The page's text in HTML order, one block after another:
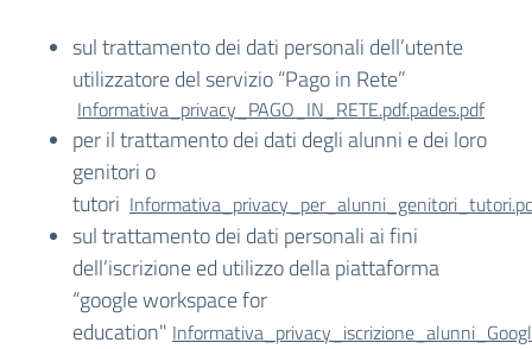
sul trattamento dei dati personali dell’utente
utilizzatore del servizio “Pago in Rete”
Informativa_privacy_PAGO_IN_RETE.pdf.pades.pdf
per il trattamento dei dati degli alunni e dei loro
genitori o
tutori
sul trattamento dei dati personali ai fini
dell’iscrizione ed utilizzo della piattaforma
“google workspace for
education"